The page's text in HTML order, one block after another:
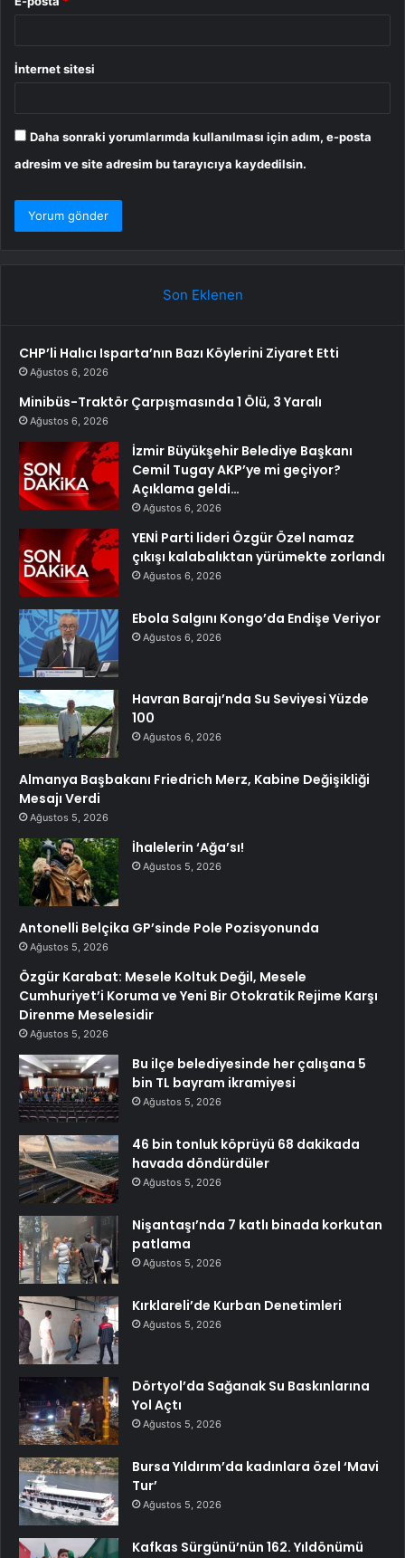
İnternet sitesi
Daha sonraki yorumlarımda kullanılması için adım, e-posta
adresim ve site adresim bu tarayıcıya kaydedilsin.
Son Eklenen
CHP’li Halıcı Isparta’nın Bazı Köylerini Ziyaret Etti
Ağustos 6, 2026
Minibüs-Traktör Çarpışmasında 1 Ölü, 3 Yaralı
Ağustos 6, 2026
İzmir Büyükşehir Belediye Başkanı
Cemil Tugay AKP’ye mi geçiyor?
Açıklama geldi…
Ağustos 6, 2026
YENİ Parti lideri Özgür Özel namaz
çıkışı kalabalıktan yürümekte zorlandı
Ağustos 6, 2026
Ebola Salgını Kongo’da Endişe Veriyor
Ağustos 6, 2026
Havran Barajı’nda Su Seviyesi Yüzde
100
Ağustos 6, 2026
Almanya Başbakanı Friedrich Merz, Kabine Değişikliği
Mesajı Verdi
Ağustos 5, 2026
İhalelerin ‘Ağa’sı!
Ağustos 5, 2026
Antonelli Belçika GP’sinde Pole Pozisyonunda
Ağustos 5, 2026
Özgür Karabat: Mesele Koltuk Değil, Mesele
Cumhuriyet’i Koruma ve Yeni Bir Otokratik Rejime Karşı
Direnme Meselesidir
Ağustos 5, 2026
Bu ilçe belediyesinde her çalışana 5
bin TL bayram ikramiyesi
Ağustos 5, 2026
46 bin tonluk köprüyü 68 dakikada
havada döndürdüler
Ağustos 5, 2026
Nişantaşı’nda 7 katlı binada korkutan
patlama
Ağustos 5, 2026
Kırklareli’de Kurban Denetimleri
Ağustos 5, 2026
Dörtyol’da Sağanak Su Baskınlarına
Yol Açtı
Ağustos 5, 2026
Bursa Yıldırım’da kadınlara özel ‘Mavi
Tur’
Ağustos 5, 2026
Kafkas Sürgünü’nün 162. Yıldönümü